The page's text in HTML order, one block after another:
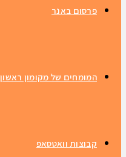
פרסום באנר
המומחים של מקומון ראשון
קבוצות וואטסאפ